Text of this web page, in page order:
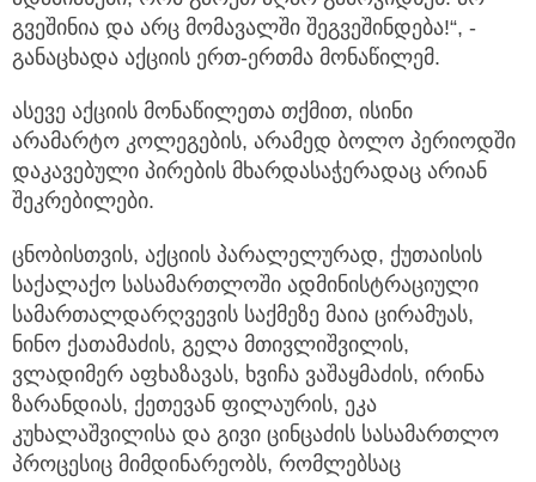
გვეშინია და არც მომავალში შეგვეშინდება!“, -
განაცხადა აქციის ერთ-ერთმა მონაწილემ.
ასევე აქციის მონაწილეთა თქმით, ისინი
არამარტო კოლეგების, არამედ ბოლო პერიოდში
დაკავებული პირების მხარდასაჭერადაც არიან
შეკრებილები.
ცნობისთვის, აქციის პარალელურად, ქუთაისის
საქალაქო სასამართლოში ადმინისტრაციული
სამართალდარღვევის საქმეზე მაია ცირამუას,
ნინო ქათამაძის, გელა მთივლიშვილის,
ვლადიმერ აფხაზავას, ხვიჩა ვაშაყმაძის, ირინა
ზარანდიას, ქეთევან ფილაურის, ეკა
კუხალაშვილისა და გივი ცინცაძის სასამართლო
პროცესიც მიმდინარეობს, რომლებსაც